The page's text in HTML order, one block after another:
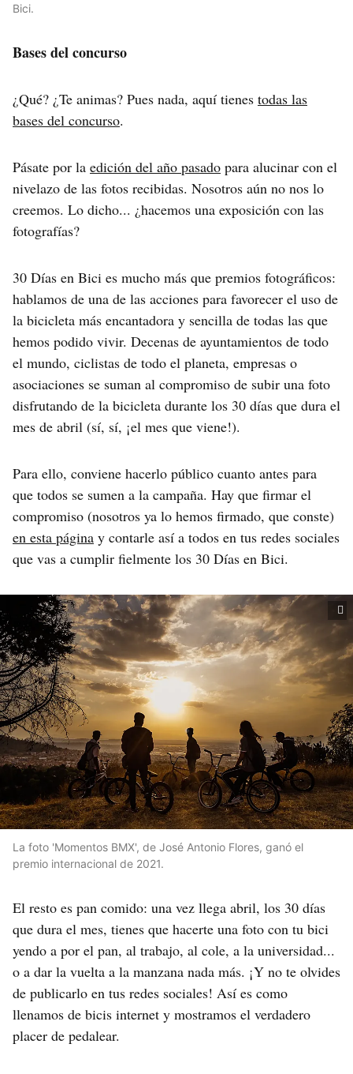
Bici.
Bases del concurso
¿Qué? ¿Te animas? Pues nada, aquí tienes todas las
bases del concurso.
Pásate por la edición del año pasado para alucinar con el
nivelazo de las fotos recibidas. Nosotros aún no nos lo
creemos. Lo dicho... ¿hacemos una exposición con las
fotografías?
30 Días en Bici es mucho más que premios fotográficos:
hablamos de una de las acciones para favorecer el uso de
la bicicleta más encantadora y sencilla de todas las que
hemos podido vivir. Decenas de ayuntamientos de todo
el mundo, ciclistas de todo el planeta, empresas o
asociaciones se suman al compromiso de subir una foto
disfrutando de la bicicleta durante los 30 días que dura el
mes de abril (sí, sí, ¡el mes que viene!).
Para ello, conviene hacerlo público cuanto antes para
que todos se sumen a la campaña. Hay que firmar el
compromiso (nosotros ya lo hemos firmado, que conste)
en esta página y contarle así a todos en tus redes sociales
que vas a cumplir fielmente los 30 Días en Bici.
La foto 'Momentos BMX', de José Antonio Flores, ganó el
premio internacional de 2021.
El resto es pan comido: una vez llega abril, los 30 días
que dura el mes, tienes que hacerte una foto con tu bici
yendo a por el pan, al trabajo, al cole, a la universidad...
o a dar la vuelta a la manzana nada más. ¡Y no te olvides
de publicarlo en tus redes sociales! Así es como
llenamos de bicis internet y mostramos el verdadero
placer de pedalear.